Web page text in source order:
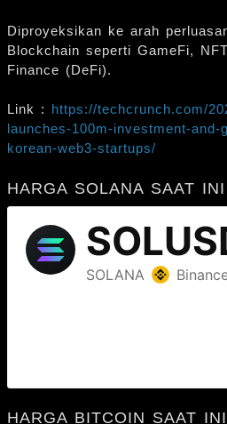
Diproyeksikan ke arah
Blockchain seperti GameFi,
Finance (DeFi).
Link : https://techcrunch.com/
launches-100m-investment-and-
korean-web3-startups/
HARGA SOLANA SAAT
HARGA BITCOIN SAAT